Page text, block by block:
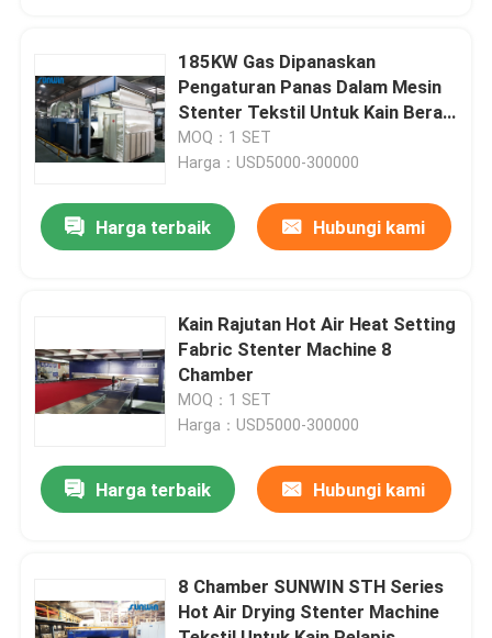
Kontak
Produk
Mesin Stenter Udara Panas
Mesin Stenter Kain
Mesin Pengering Tekstil
Mesin Finishing Tekstil
185KW Gas Dipanaskan
Pengaturan Panas Dalam Mesin
Stenter Tekstil Untuk Kain Berat
Berat
MOQ：1 SET
Harga：USD5000-300000
Harga terbaik Hubungi kami
Kain Rajutan Hot Air Heat Setting
Fabric Stenter Machine 8
Chamber
MOQ：1 SET
Harga：USD5000-300000
Harga terbaik Hubungi kami
8 Chamber SUNWIN STH Series
Hot Air Drying Stenter Machine